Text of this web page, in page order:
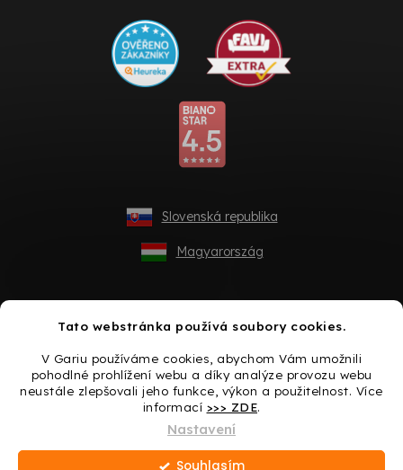
Tato webstránka používá soubory cookies.
V Gariu používáme cookies, abychom Vám umožnili
pohodlné prohlížení webu a díky analýze provozu webu
neustále zlepšovali jeho funkce, výkon a použitelnost. Více
informací >>> ZDE.
Nastavení
Souhlasím
Slovenská republika
Magyarország
Vytvořil Shoptet